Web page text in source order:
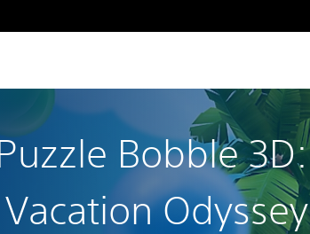
Bobble 3D:
Vacation Odyssey